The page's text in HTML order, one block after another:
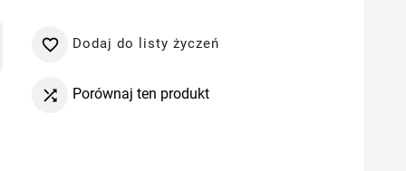
 Dodaj do listy życzeń
 Porównaj ten produkt